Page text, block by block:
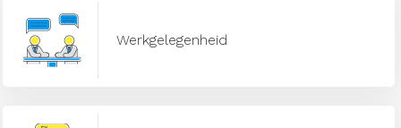
Werkgelegenheid